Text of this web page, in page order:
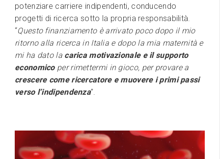
potenziare carriere indipendenti, conducendo
progetti di ricerca sotto la propria responsabilità.
“Questo finanziamento è arrivato poco dopo il mio
ritorno alla ricerca in Italia e dopo la mia maternità e
mi ha dato la carica motivazionale e il supporto
economicoper rimettermi in gioco, per provare a
crescere come ricercatore e muovere i primi passi
verso l’indipendenza”.